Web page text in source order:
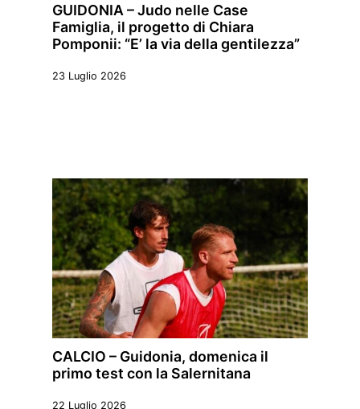
GUIDONIA – Judo nelle Case
Famiglia, il progetto di Chiara
Pomponii: “E’ la via della gentilezza”
23 Luglio 2026
CALCIO – Guidonia, domenica il
primo test con la Salernitana
22 Luglio 2026